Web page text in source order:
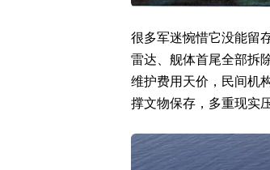
很多军迷惋惜它没能留
雷达、舰体首尾全部拆
维护费用天价，民间机
撑文物保存，多重现实